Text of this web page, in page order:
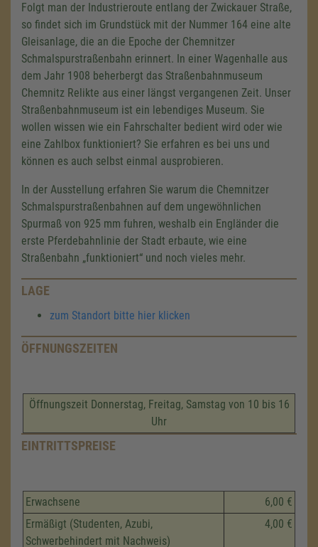
Folgt man der Industrieroute entlang der Zwickauer Straße,
so findet sich im Grundstück mit der Nummer 164 eine alte
Gleisanlage, die an die Epoche der Chemnitzer
Schmalspurstraßenbahn erinnert. In einer Wagenhalle aus
dem Jahr 1908 beherbergt das Straßenbahnmuseum
Chemnitz Relikte aus einer längst vergangenen Zeit. Unser
Straßenbahnmuseum ist ein lebendiges Museum. Sie
wollen wissen wie ein Fahrschalter bedient wird oder wie
eine Zahlbox funktioniert? Sie erfahren es bei uns und
können es auch selbst einmal ausprobieren.
In der Ausstellung erfahren Sie warum die Chemnitzer
Schmalspurstraßenbahnen auf dem ungewöhnlichen
Spurmaß von 925 mm fuhren, weshalb ein Engländer die
erste Pferdebahnlinie der Stadt erbaute, wie eine
Straßenbahn „funktioniert“ und noch vieles mehr.
LAGE
zum Standort bitte hier klicken
ÖFFNUNGSZEITEN
Öffnungszeit Donnerstag, Freitag, Samstag von 10 bis 16
Uhr
EINTRITTSPREISE
Erwachsene
6,00 €
Ermäßigt (Studenten, Azubi,
Schwerbehindert mit Nachweis)
4,00 €